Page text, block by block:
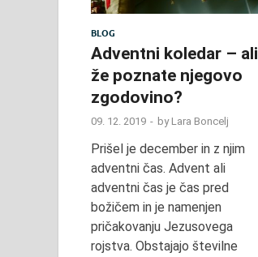
BLOG
Adventni koledar – ali
že poznate njegovo
zgodovino?
09. 12. 2019 - by Lara Boncelj
Prišel je december in z njim
adventni čas. Advent ali
adventni čas je čas pred
božičem in je namenjen
pričakovanju Jezusovega
rojstva. Obstajajo številne